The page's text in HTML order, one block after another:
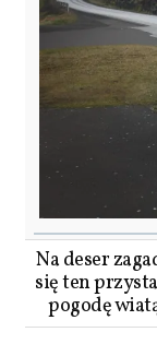
Na deser
się ten
pogodę